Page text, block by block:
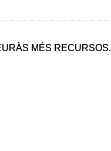
MÉS RECURSOS.